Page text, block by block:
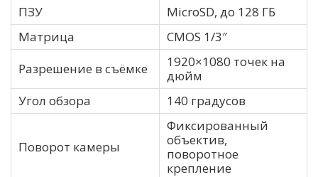
ПЗУ
MicroSD, до 128 ГБ
Матрица
CMOS 1/3″
Разрешение в съёмке
1920×1080 точек на
дюйм
Угол обзора
140 градусов
Поворот камеры
Фиксированный
объектив,
поворотное
крепление